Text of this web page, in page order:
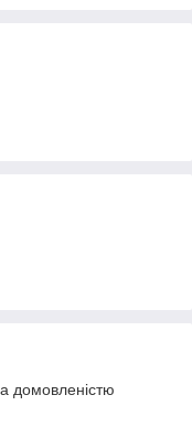
домовленістю